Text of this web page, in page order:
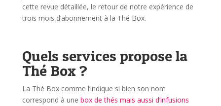
cette revue détaillée, le retour de notre expérience de
trois mois d’abonnement à la Thé Box.
Quels services propose la
Thé Box ?
La Thé Box comme l’indique si bien son nom
correspond à une box de thés mais aussi d’infusions